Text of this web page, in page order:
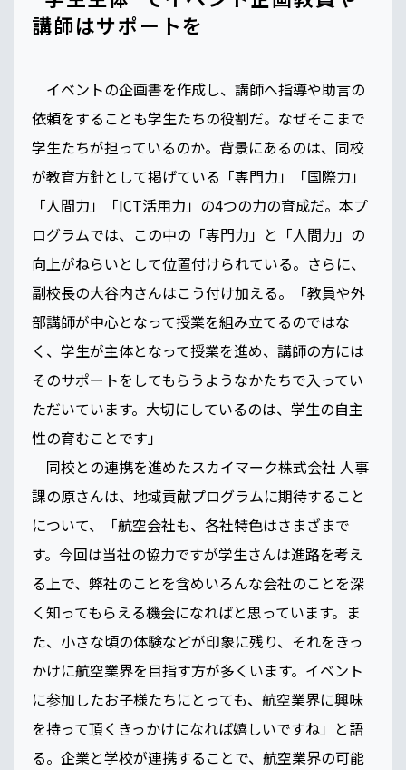
講師はサポートを
イベントの企画書を作成し、講師へ指導や助言の
依頼をすることも学生たちの役割だ。なぜそこまで
学生たちが担っているのか。背景にあるのは、同校
が教育方針として掲げている「専門力」「国際力」
「人間力」「ICT活用力」の4つの力の育成だ。本プ
ログラムでは、この中の「専門力」と「人間力」の
向上がねらいとして位置付けられている。さらに、
副校長の大谷内さんはこう付け加える。「教員や外
部講師が中心となって授業を組み立てるのではな
く、学生が主体となって授業を進め、講師の方には
そのサポートをしてもらうようなかたちで入ってい
ただいています。大切にしているのは、学生の自主
性の育むことです」
同校との連携を進めたスカイマーク株式会社 人事
課の原さんは、地域貢献プログラムに期待すること
について、「航空会社も、各社特色はさまざまで
す。今回は当社の協力ですが学生さんは進路を考え
る上で、弊社のことを含めいろんな会社のことを深
く知ってもらえる機会になればと思っています。ま
た、小さな頃の体験などが印象に残り、それをきっ
かけに航空業界を目指す方が多くいます。イベント
に参加したお子様たちにとっても、航空業界に興味
を持って頂くきっかけになれば嬉しいですね」と語
る。企業と学校が連携することで、航空業界の可能